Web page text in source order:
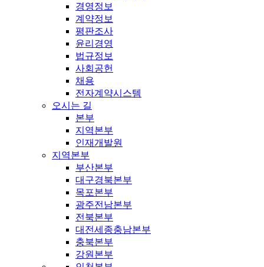
경영정보
계약정보
평판조사
윤리경영
법규정보
사회공헌
채용
전자계약시스템
오시는 길
본부
지역본부
인재개발원
지역본부
부산본부
대구경북본부
목포본부
광주전남본부
전북본부
대전세종충남본부
충북본부
강원본부